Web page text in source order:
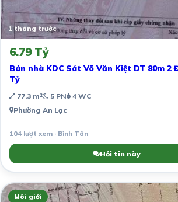
1 tháng trước
6.79 Tỷ
Bán nhà KDC Sát Võ Văn Kiệt DT 80m 2
Tỷ
77.3 m² 5 PN 4 WC
Phường An Lạc
104 lượt xem · Bình Tân
Hỏi tin này
Môi giới